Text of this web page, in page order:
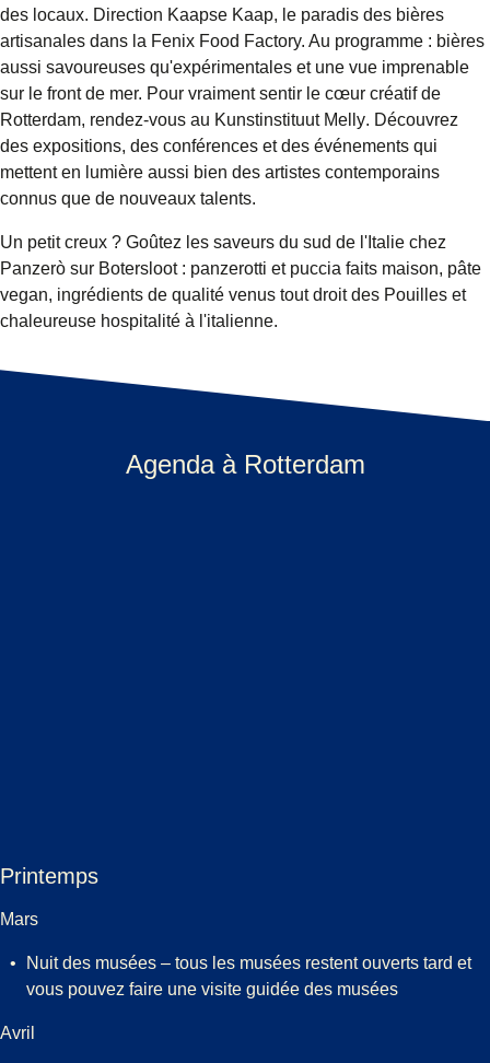
des locaux. Direction Kaapse Kaap, le paradis des bières
artisanales dans la Fenix Food Factory. Au programme : bières
aussi savoureuses qu'expérimentales et une vue imprenable
sur le front de mer. Pour vraiment sentir le cœur créatif de
Rotterdam, rendez-vous au Kunstinstituut Melly. Découvrez
des expositions, des conférences et des événements qui
mettent en lumière aussi bien des artistes contemporains
connus que de nouveaux talents.
Un petit creux ? Goûtez les saveurs du sud de l'Italie chez
Panzerò sur Botersloot : panzerotti et puccia faits maison, pâte
vegan, ingrédients de qualité venus tout droit des Pouilles et
chaleureuse hospitalité à l'italienne.
Agenda à Rotterdam
Printemps
Mars
Nuit des musées – tous les musées restent ouverts tard et
vous pouvez faire une visite guidée des musées
Avril